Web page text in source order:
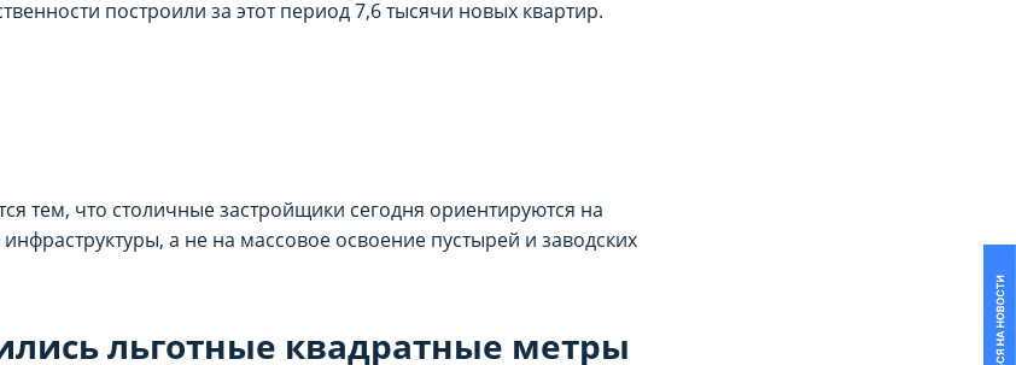
построили за этот период 7,6 тысячи новых квартир.
тем, что столичные застройщики сегодня ориентируются на
а не на массовое освоение пустырей и заводских
льготные квадратные метры
каждого типа файлов cookie, за исключением типа
сайта domovita.by (далее – Сайт).
на 1 год. По окончании этого периода Сайт снова
изменить свой выбор настроек файлов cookie (в т.ч.
каждого типа файлов cookie, за исключением типа
сайта domovita.by (далее – Сайт).
на 1 год. По окончании этого периода Сайт снова
изменить свой выбор настроек файлов cookie (в т.ч.